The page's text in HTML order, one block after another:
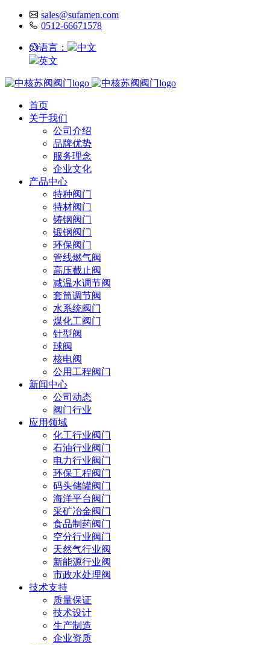
sales@sufamen.com
0512-66671578
语言：
中文
英文
首页
关于我们
公司介绍
品牌优势
服务理念
企业文化
产品中心
特种阀门
特材阀门
铸钢阀门
锻钢阀门
环保阀门
管线燃气阀
高压截止阀
减温水调节阀
套筒调节阀
水系统阀门
煤化工阀门
针型阀
球阀
核电阀
公用工程阀门
新闻中心
公司动态
阀门行业
应用领域
化工行业阀门
石油行业阀门
电力行业阀门
环保工程阀门
码头储罐阀门
海洋平台阀门
采矿冶金阀门
食品制药阀门
空分行业阀门
天然气行业阀
新能源行业阀
市政水处理阀
技术支持
质量保证
技术设计
生产制造
企业资质